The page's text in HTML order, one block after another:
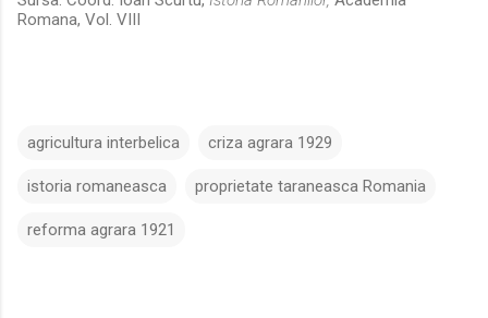
Romana, Vol. VIII
agricultura interbelica criza agrara 1929
istoria romaneasca proprietate taraneasca Romania
reforma agrara 1921